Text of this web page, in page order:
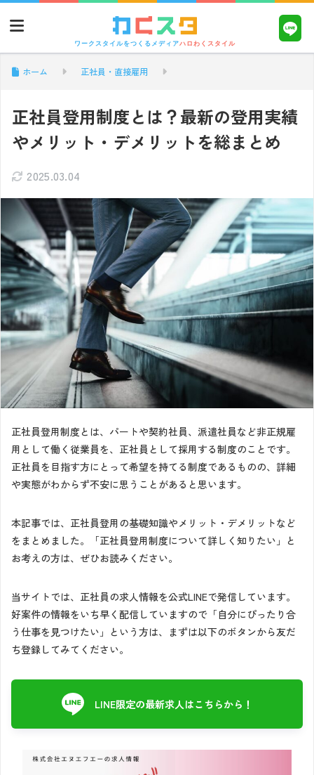
ワークスタイルをつくるメディアハロわくスタイル
ホーム 正社員・直接雇用
正社員登用制度とは？最新の登用実績
やメリット・デメリットを総まとめ
2025.03.04
正社員登用制度とは、パートや契約社員、派遣社員など非正規雇
用として働く従業員を、正社員として採用する制度のことです。
正社員を目指す方にとって希望を持てる制度であるものの、詳細
や実態がわからず不安に思うことがあると思います。
本記事では、正社員登用の基礎知識やメリット・デメリットなど
をまとめました。「正社員登用制度について詳しく知りたい」と
お考えの方は、ぜひお読みください。
当サイトでは、正社員の求人情報を公式LINEで発信しています。
好案件の情報をいち早く配信していますので「自分にぴったり合
う仕事を見つけたい」という方は、まずは以下のボタンから友だ
ち登録してみてください。
LINE限定の最新求人はこちらから！